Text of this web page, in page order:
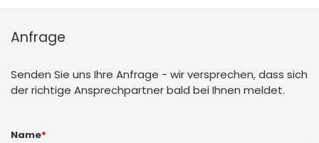
Anfrage
Senden Sie uns Ihre Anfrage - wir versprechen, dass sich
der richtige Ansprechpartner bald bei Ihnen meldet.
Name*